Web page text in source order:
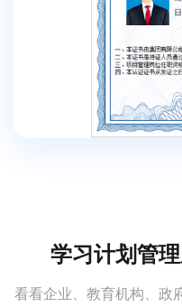
学习计划管
看看企业、教育机构、政